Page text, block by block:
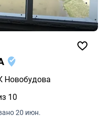
Новобудова
10
20 июн.